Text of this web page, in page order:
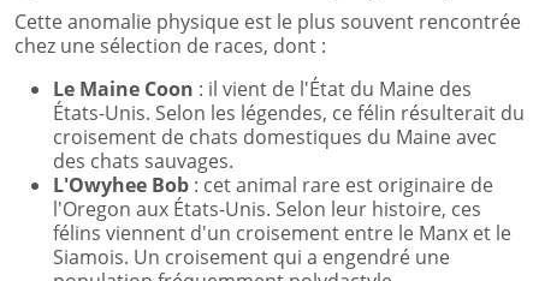
Cette anomalie physique est le plus souvent rencontrée
chez une sélection de races, dont :
Le Maine Coon : il vient de l'État du Maine des
États-Unis. Selon les légendes, ce félin résulterait du
croisement de chats domestiques du Maine avec
des chats sauvages.
L'Owyhee Bob : cet animal rare est originaire de
l'Oregon aux États-Unis. Selon leur histoire, ces
félins viennent d'un croisement entre le Manx et le
Siamois. Un croisement qui a engendré une